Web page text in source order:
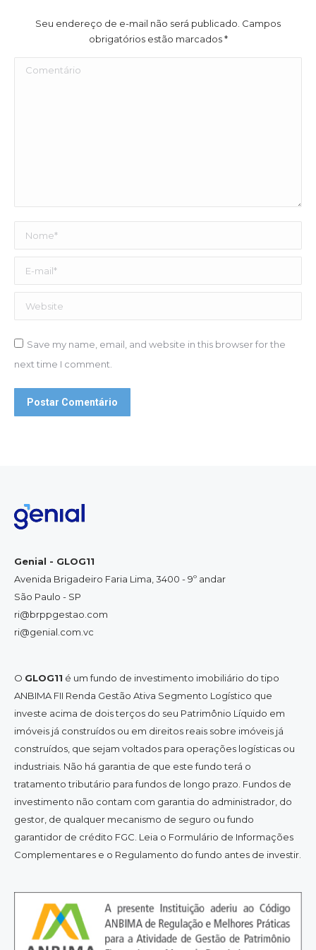
Seu endereço de e-mail não será publicado. Campos
obrigatórios estão marcados*
Comentário
Nome *
E-mail *
Website
Save my name, email, and website in this browser for the
next time I comment.
Postar Comentário
Genial - GLOG11
Avenida Brigadeiro Faria Lima, 3400 - 9º andar
São Paulo - SP
ri@brppgestao.com
ri@genial.com.vc
O GLOG11 é um fundo de investimento imobiliário do tipo
ANBIMA FII Renda Gestão Ativa Segmento Logístico que
investe acima de dois terços do seu Patrimônio Líquido em
imóveis já construídos ou em direitos reais sobre imóveis já
construídos, que sejam voltados para operações logísticas ou
industriais. Não há garantia de que este fundo terá o
tratamento tributário para fundos de longo prazo. Fundos de
investimento não contam com garantia do administrador, do
gestor, de qualquer mecanismo de seguro ou fundo
garantidor de crédito FGC. Leia o Formulário de Informações
Complementares e o Regulamento do fundo antes de investir.